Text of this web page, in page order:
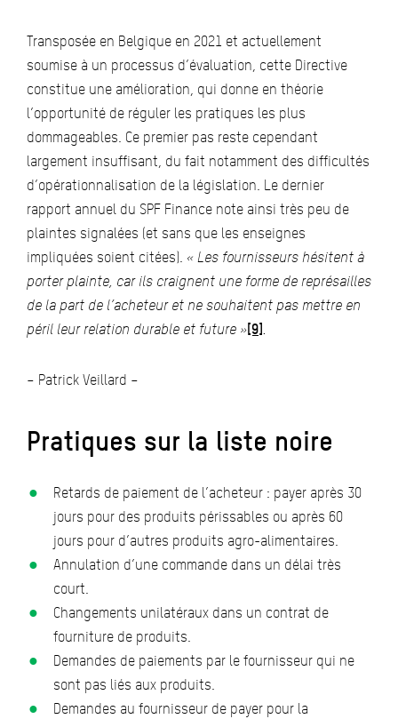
Transposée en Belgique en 2021 et actuellement
soumise à un processus d’évaluation, cette Directive
constitue une amélioration, qui donne en théorie
l’opportunité de réguler les pratiques les plus
dommageables. Ce premier pas reste cependant
largement insuffisant, du fait notamment des difficultés
d’opérationnalisation de la législation. Le dernier
rapport annuel du SPF Finance note ainsi très peu de
plaintes signalées (et sans que les enseignes
impliquées soient citées). « Les fournisseurs hésitent à
porter plainte, car ils craignent une forme de représailles
de la part de l’acheteur et ne souhaitent pas mettre en
péril leur relation durable et future »[9]
– Patrick Veillard –
Pratiques sur la liste noire
Retards de paiement de l’acheteur : payer après 30
jours pour des produits périssables ou après 60
jours pour d’autres produits agro-alimentaires.
Annulation d’une commande dans un délai très
court.
Changements unilatéraux dans un contrat de
fourniture de produits.
Demandes de paiements par le fournisseur qui ne
sont pas liés aux produits.
Demandes au fournisseur de payer pour la